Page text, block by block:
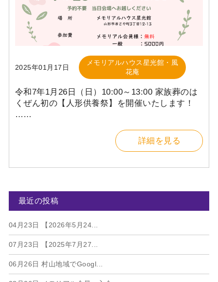
2025年01月17日
メモリアルハウス星光館・風
花庵
令和7年1月26日（日）10:00～13:00 家族葬のは
くぜん初の【人形供養祭】を開催いたします！
……
詳細を見る
最近の投稿
04月23日 【2026年5月24...
07月23日 【2025年7月27...
06月26日 村山地域でGoogl...